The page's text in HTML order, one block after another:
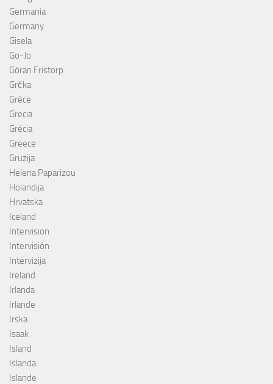
Germania
Germany
Gisela
Go-Jo
Göran Fristorp
Grčka
Grèce
Grecia
Grécia
Greece
Gruzija
Helena Paparizou
Holandija
Hrvatska
Iceland
Intervision
Intervisión
Intervizija
Ireland
Irlanda
Irlande
Irska
Isaak
Island
Islanda
Islande